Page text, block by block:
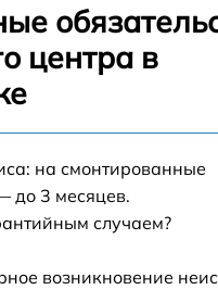
центра в
на смонтированные
до 3 месяцев.
случаем?
возникновение